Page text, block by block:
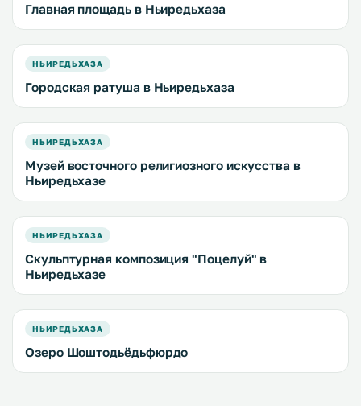
Главная площадь в Ньиредьхаза
НЬИРЕДЬХАЗА
Городская ратуша в Ньиредьхаза
НЬИРЕДЬХАЗА
Музей восточного религиозного искусства в
Ньиредьхазе
НЬИРЕДЬХАЗА
Скульптурная композиция "Поцелуй" в
Ньиредьхазе
НЬИРЕДЬХАЗА
Озеро Шоштодьёдьфюрдо